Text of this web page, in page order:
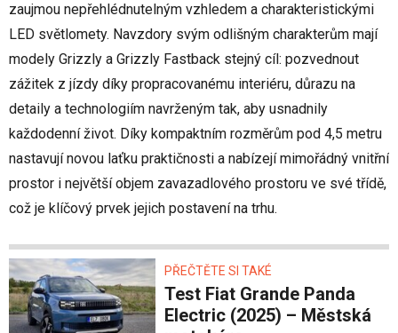
zaujmou nepřehlédnutelným vzhledem a charakteristickými
LED světlomety. Navzdory svým odlišným charakterům mají
modely Grizzly a Grizzly Fastback stejný cíl: pozvednout
zážitek z jízdy díky propracovanému interiéru, důrazu na
detaily a technologiím navrženým tak, aby usnadnily
každodenní život. Díky kompaktním rozměrům pod 4,5 metru
nastavují novou laťku praktičnosti a nabízejí mimořádný vnitřní
prostor i největší objem zavazadlového prostoru ve své třídě,
což je klíčový prvek jejich postavení na trhu.
PŘEČTĚTE SI TAKÉ
Test Fiat Grande Panda
Electric (2025) – Městská